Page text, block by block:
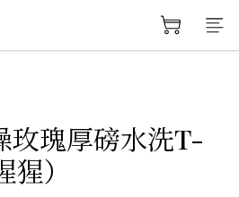
玫瑰厚磅水洗T-
）